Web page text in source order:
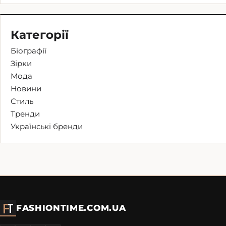
Категорії
Біографії
Зірки
Мода
Новини
Стиль
Тренди
Українські бренди
FASHIONTIME.COM.UA